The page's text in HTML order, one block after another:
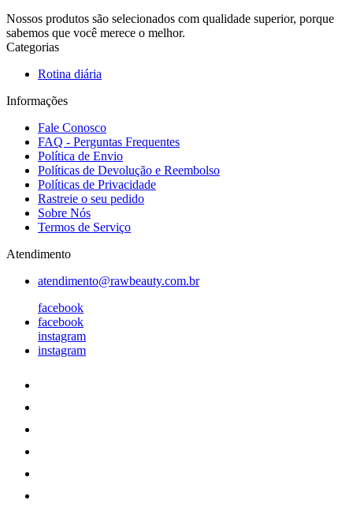
Nossos produtos são selecionados com qualidade superior, porque
sabemos que você merece o melhor.
Categorias
Rotina diária
Informações
Fale Conosco
FAQ - Perguntas Frequentes
Política de Envio
Políticas de Devolução e Reembolso
Políticas de Privacidade
Rastreie o seu pedido
Sobre Nós
Termos de Serviço
Atendimento
atendimento@rawbeauty.com.br
facebook
facebook
instagram
instagram